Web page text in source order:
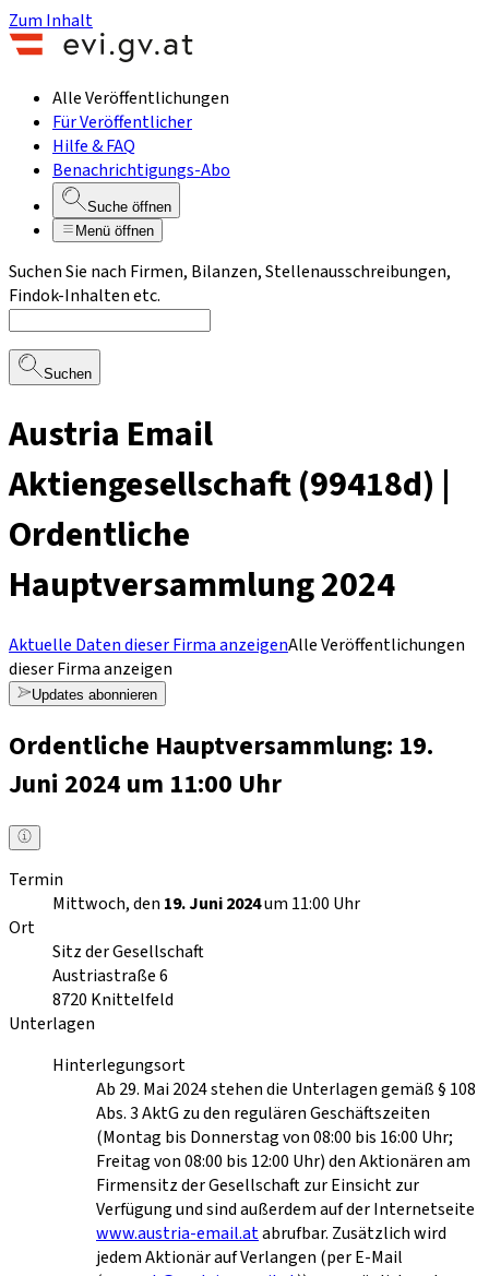
Zum Inhalt
Alle Veröffentlichungen
Für Veröffentlicher
Hilfe & FAQ
Benachrichtigungs-Abo
Suche öffnen
Menü öffnen
Suchen Sie nach Firmen, Bilanzen, Stellenausschreibungen,
Findok-Inhalten etc.
Suchen
Austria Email
Aktiengesellschaft (99418d) |
Ordentliche
Hauptversammlung 2024
Aktuelle Daten dieser Firma anzeigenAlle Veröffentlichungen
dieser Firma anzeigen
Updates abonnieren
Ordentliche Hauptversammlung: 19.
Juni 2024 um 11:00 Uhr
Termin
Mittwoch, den 19. Juni 2024um 11:00 Uhr
Ort
Sitz der Gesellschaft
Austriastraße 6
8720 Knittelfeld
Unterlagen
Hinterlegungsort
Ab 29. Mai 2024 stehen die Unterlagen gemäß § 108
Abs. 3 AktG zu den regulären Geschäftszeiten
(Montag bis Donnerstag von 08:00 bis 16:00 Uhr;
Freitag von 08:00 bis 12:00 Uhr) den Aktionären am
Firmensitz der Gesellschaft zur Einsicht zur
Verfügung und sind außerdem auf der Internetseite
www.austria-email.atabrufbar. Zusätzlich wird
jedem Aktionär auf Verlangen (per E-Mail